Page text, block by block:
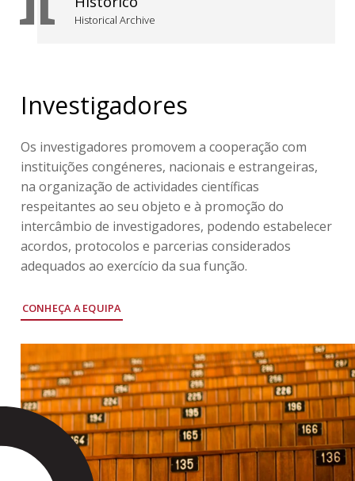
Historical Archive
Investigadores
Os investigadores promovem a cooperação com
instituições congéneres, nacionais e estrangeiras,
na organização de actividades científicas
respeitantes ao seu objeto e à promoção do
intercâmbio de investigadores, podendo estabelecer
acordos, protocolos e parcerias considerados
adequados ao exercício da sua função.
CONHEÇA A EQUIPA